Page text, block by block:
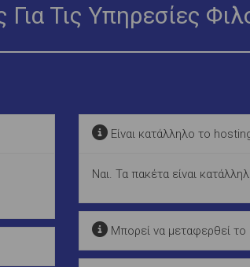
Τις Υπηρεσίες
Είναι κατάλληλο το
Ναι. Τα πακέτα είναι
Μπορεί να μεταφερθεί